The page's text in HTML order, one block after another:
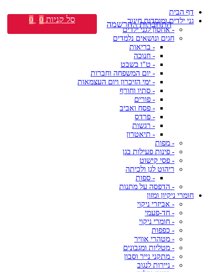
דף הבית
גני ילדים ומוסדות חינוך
- אחסון לגני ילדים
חגים ונושאים נלמדים
- בריאות
- חנוכה
- ט"ו בשבט
- יום המשפחה וחברות
- ימי הזיכרון ויום העצמאות
- סתיו וחורף
- פורים
- פסח ואביב
- פרדס
- רגשות
- תיאטרון
- מפות
- פינות פעילות בגן
- פסי קישוט
ריהוט לגן ולכיתה
- ספות
- הדפסה על מתנות
חומרי ניקיון ומזון
- אביזרי ניקוי
- חד-פעמי
- חומרי ניקוי
- כפפות
- מטהרי אוויר
- מטליות ומגבונים
- מתקני נייר וסבון
- ניירות לנגוב
התחברות \ הרשמה סל קניות 0
0